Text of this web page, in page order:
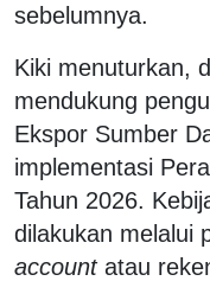
sebelumnya.
Kiki menuturkan,
mendukung
Ekspor Sumber
implementasi
Tahun 2026.
dilakukan melalui
accountatau